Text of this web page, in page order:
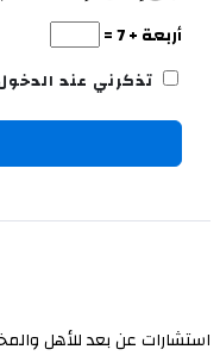
أربعة + 7 =
تذكرني عند
استشارات عن بعد للأهل